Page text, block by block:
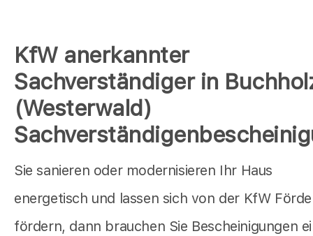
KfW anerkannter
Sachverständiger in
(Westerwald)
Sie sanieren oder modernisieren Ihr Haus
energetisch und lassen sich von der KfW
fördern, dann brauchen Sie Bescheinigungen